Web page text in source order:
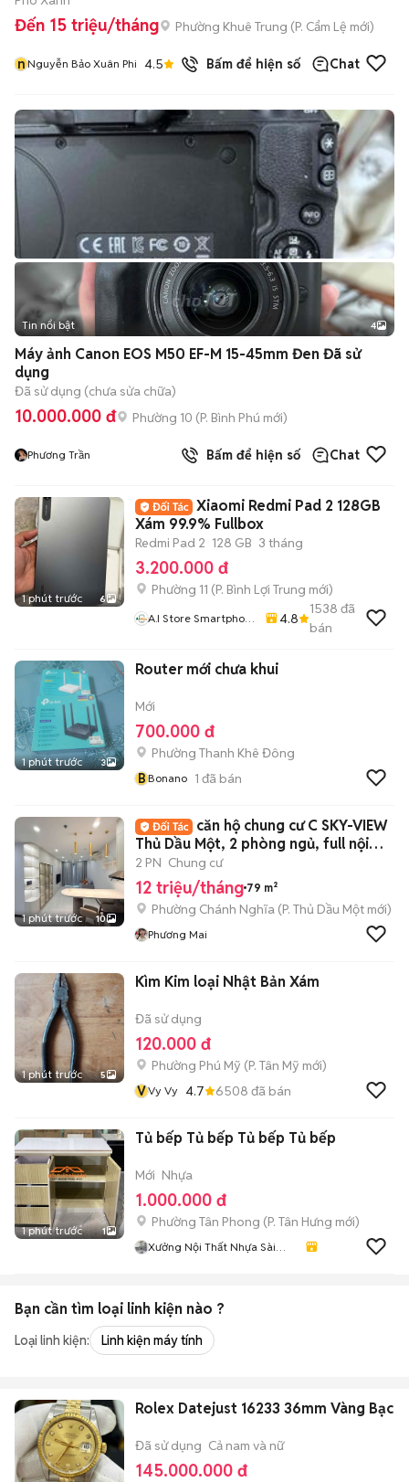
Đến 15 triệu/tháng Phường Khuê Trung (P. Cẩm Lệ mới)
nNguyễn Bảo Xuân Phi 4.5 7đã bánBấm để hiện số Chat
Tin nổi bật 4
Máy ảnh Canon EOS M50 EF-M 15-45mm Đen Đã sử
dụng
Đã sử dụng (chưa sửa chữa)
10.000.000 đ Phường 10 (P. Bình Phú mới)
Phương Trần Bấm để hiện số Chat
1 phút trước 6
Xiaomi Redmi Pad 2 128GB
Xám 99.9% Fullbox
Redmi Pad 2 128 GB 3 tháng
3.200.000 đ
Phường 11 (P. Bình Lợi Trung mới)
A.i Store Smartphone
4.8
1538 đã
bán
1 phút trước 3
Router mới chưa khui
Mới
700.000 đ
Phường Thanh Khê Đông
BBonano 1 đã bán
1 phút trước 10
căn hộ chung cư C SKY-VIEW
Thủ Dầu Một, 2 phòng ngủ, full nội
thất
2 PN Chung cư
12 triệu/tháng 79 m²
Phường Chánh Nghĩa (P. Thủ Dầu Một mới)
Phương Mai
1 phút trước 5
Kìm Kim loại Nhật Bản Xám
Đã sử dụng
120.000 đ
Phường Phú Mỹ (P. Tân Mỹ mới)
VVy Vy 4.7 6508 đã bán
1 phút trước 1
Tủ bếp Tủ bếp Tủ bếp Tủ bếp
Mới Nhựa
1.000.000 đ
Phường Tân Phong (P. Tân Hưng mới)
Xưởng Nội Thất Nhựa Sài
Bạn cần tìm loại linh kiện nào ?
Loại linh kiện: Linh kiện máy tính
Rolex Datejust 16233 36mm Vàng Bạc
Đã sử dụng Cả nam và nữ
145.000.000 đ